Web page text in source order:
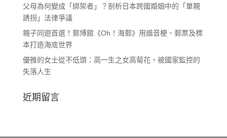
父母為何變成「綁架者」？剖析日本跨國婚姻中的「單親
誘拐」法律爭議
親子同遊首選！郵博館《Oh！海郵》用諧音梗、郵票及標
本打造海底世界
優雅的女士從不低頭：高一生之女高菊花，被國家監控的
失落人生
近期留言